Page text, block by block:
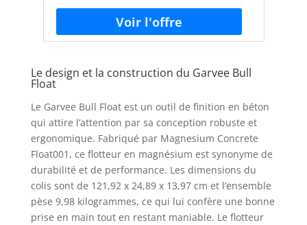
Le design et la construction du Garvee Bull
Float
Le Garvee Bull Float est un outil de finition en béton
qui attire l’attention par sa conception robuste et
ergonomique. Fabriqué par Magnesium Concrete
Float001, ce flotteur en magnésium est synonyme de
durabilité et de performance. Les dimensions du
colis sont de 121,92 x 24,89 x 13,97 cm et l’ensemble
pèse 9,98 kilogrammes, ce qui lui confère une bonne
prise en main tout en restant maniable. Le flotteur